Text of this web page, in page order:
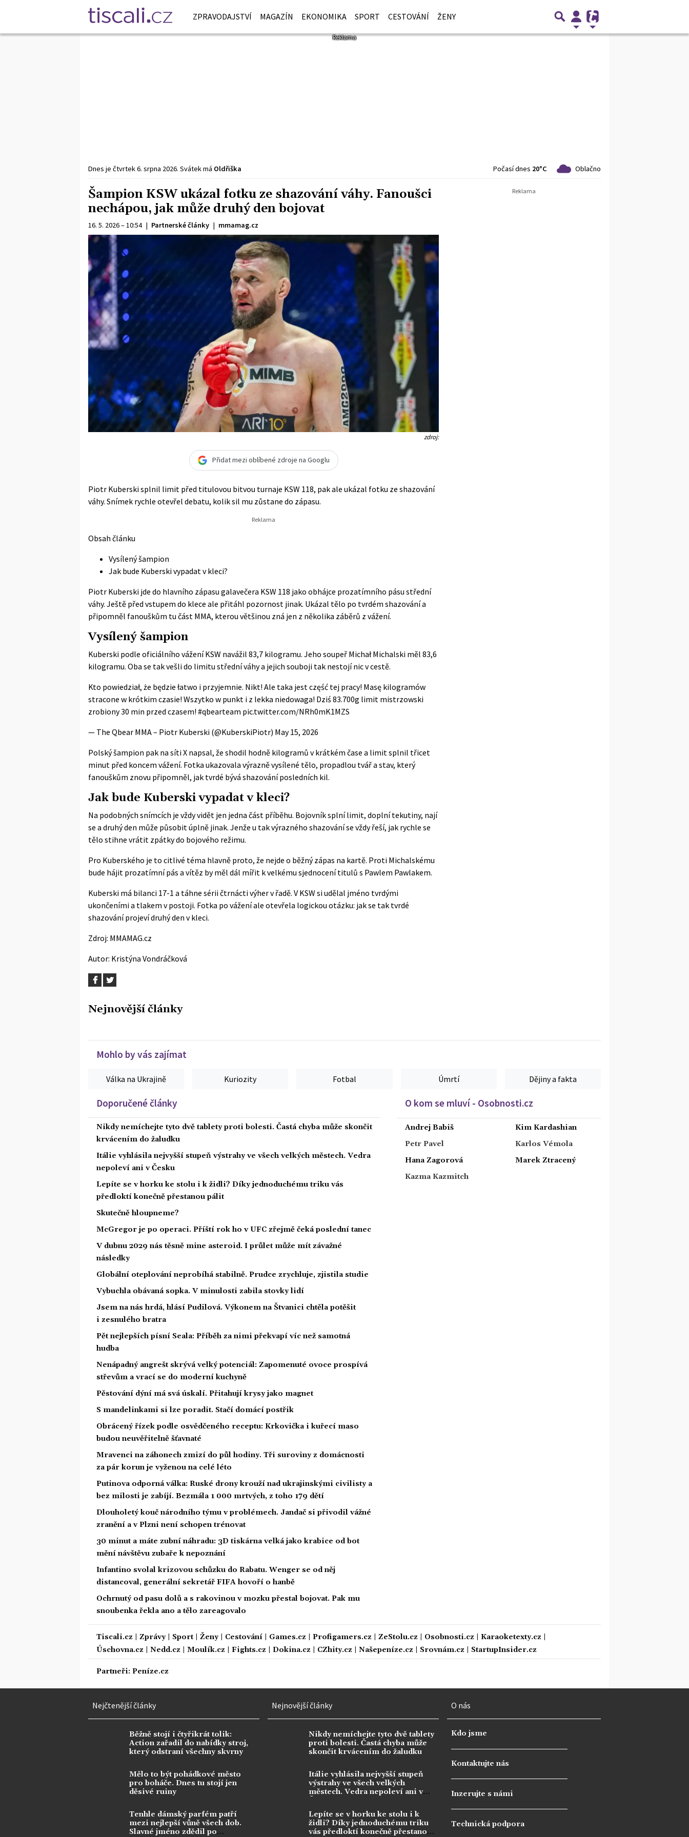
ZPRAVODAJSTVÍ MAGAZÍN EKONOMIKA SPORT CESTOVÁNÍ ŽENY
Dnes je čtvrtek6. srpna 2026. Svátek má Oldřiška Počasí dnes 20°C Oblačno
Šampion KSW ukázal fotku ze shazování váhy. Fanoušci
nechápou, jak může druhý den bojovat
16. 5. 2026 – 10:54 | Partnerské články | mmamag.cz
zdroj:
Přidat mezi oblíbené zdroje na Googlu
Piotr Kuberski splnil limit před titulovou bitvou turnaje KSW 118, pak ale ukázal fotku ze shazování
váhy. Snímek rychle otevřel debatu, kolik sil mu zůstane do zápasu.
Obsah článku
Vysílený šampion
Jak bude Kuberski vypadat v kleci?
Piotr Kuberski jde do hlavního zápasu galavečera KSW 118 jako obhájce prozatímního pásu střední
váhy. Ještě před vstupem do klece ale přitáhl pozornost jinak. Ukázal tělo po tvrdém shazování a
připomněl fanouškům tu část MMA, kterou většinou zná jen z několika záběrů z vážení.
Vysílený šampion
Kuberski podle oficiálního vážení KSW navážil 83,7 kilogramu. Jeho soupeř Michał Michalski měl 83,6
kilogramu. Oba se tak vešli do limitu střední váhy a jejich souboji tak nestojí nic v cestě.
Kto powiedział, że będzie łatwo i przyjemnie. Nikt! Ale taka jest część tej pracy! Masę kilogramów
stracone w krótkim czasie! Wszytko w punkt i z lekka niedowaga! Dziś 83.700g limit mistrzowski
zrobiony 30 min przed czasem! #qbearteam pic.twitter.com/NRh0mK1MZS
— The Qbear MMA – Piotr Kuberski (@KuberskiPiotr) May 15, 2026
Polský šampion pak na síti X napsal, že shodil hodně kilogramů v krátkém čase a limit splnil třicet
minut před koncem vážení. Fotka ukazovala výrazně vysílené tělo, propadlou tvář a stav, který
fanouškům znovu připomněl, jak tvrdé bývá shazování posledních kil.
Jak bude Kuberski vypadat v kleci?
Na podobných snímcích je vždy vidět jen jedna část příběhu. Bojovník splní limit, doplní tekutiny, nají
se a druhý den může působit úplně jinak. Jenže u tak výrazného shazování se vždy řeší, jak rychle se
tělo stihne vrátit zpátky do bojového režimu.
Pro Kuberského je to citlivé téma hlavně proto, že nejde o běžný zápas na kartě. Proti Michalskému
bude hájit prozatímní pás a vítěz by měl dál mířit k velkému sjednocení titulů s Pawlem Pawlakem.
Kuberski má bilanci 17-1 a táhne sérii čtrnácti výher v řadě. V KSW si udělal jméno tvrdými
ukončeními a tlakem v postoji. Fotka po vážení ale otevřela logickou otázku: jak se tak tvrdé
shazování projeví druhý den v kleci.
Zdroj: MMAMAG.cz
Autor: Kristýna Vondráčková
Nejnovější články
Mohlo by vás zajímat
Válka na Ukrajině Kuriozity Fotbal Úmrtí Dějiny a fakta
Doporučené články
Nikdy nemíchejte tyto dvě tablety proti bolesti. Častá chyba může skončit
krvácením do žaludku
Itálie vyhlásila nejvyšší stupeň výstrahy ve všech velkých městech. Vedra
nepoleví ani v Česku
Lepíte se v horku ke stolu i k židli? Díky jednoduchému triku vás
předloktí konečně přestanou pálit
Skutečně hloupneme?
McGregor je po operaci. Příští rok ho v UFC zřejmě čeká poslední tanec
V dubnu 2029 nás těsně mine asteroid. I průlet může mít závažné
následky
Globální oteplování neprobíhá stabilně. Prudce zrychluje, zjistila studie
Vybuchla obávaná sopka. V minulosti zabila stovky lidí
Jsem na nás hrdá, hlásí Pudilová. Výkonem na Štvanici chtěla potěšit
i zesnulého bratra
Pět nejlepších písní Seala: Příběh za nimi překvapí víc než samotná
hudba
Nenápadný angrešt skrývá velký potenciál: Zapomenuté ovoce prospívá
střevům a vrací se do moderní kuchyně
Pěstování dýní má svá úskalí. Přitahují krysy jako magnet
S mandelinkami si lze poradit. Stačí domácí postřik
Obrácený řízek podle osvědčeného receptu: Krkovička i kuřecí maso
budou neuvěřitelně šťavnaté
Mravenci na záhonech zmizí do půl hodiny. Tři suroviny z domácnosti
za pár korun je vyženou na celé léto
Putinova odporná válka: Ruské drony krouží nad ukrajinskými civilisty a
bez milosti je zabíjí. Bezmála 1 000 mrtvých, z toho 179 dětí
Dlouholetý kouč národního týmu v problémech. Jandač si přivodil vážné
zranění a v Plzni není schopen trénovat
30 minut a máte zubní náhradu: 3D tiskárna velká jako krabice od bot
mění návštěvu zubaře k nepoznání
Infantino svolal krizovou schůzku do Rabatu. Wenger se od něj
distancoval, generální sekretář FIFA hovoří o hanbě
Ochrnutý od pasu dolů a s rakovinou v mozku přestal bojovat. Pak mu
snoubenka řekla ano a tělo zareagovalo
O kom se mluví - Osobnosti.cz
Andrej Babiš
Petr Pavel
Hana Zagorová
Kazma Kazmitch
Kim Kardashian
Karlos Vémola
Marek Ztracený
Tiscali.cz Zprávy| Sport| Ženy| Cestování Games.cz Profigamers.cz ZeStolu.cz Osobnosti.cz Karaoketexty.cz
Úschovna.cz
Nedd.cz Moulík.cz Fights.cz Dokina.cz CZhity.cz Našepeníze.cz Srovnám.cz StartupInsider.cz
Partneři: Peníze.cz
Nejčtenější články
Běžně stojí i čtyřikrát tolik:
Action zařadil do nabídky stroj,
který odstraní všechny skvrny
Mělo to být pohádkové město
pro boháče. Dnes tu stojí jen
děsivé ruiny
Tenhle dámský parfém patří
mezi nejlepší vůně všech dob.
Slavné jméno zdědil po
Nejnovější články
Nikdy nemíchejte tyto dvě tablety
proti bolesti. Častá chyba může
skončit krvácením do žaludku
Itálie vyhlásila nejvyšší stupeň
výstrahy ve všech velkých
městech. Vedra nepoleví ani v
Lepíte se v horku ke stolu i k
židli? Díky jednoduchému triku
vás předloktí konečně přestanou
O nás
Kdo jsme
Kontaktujte nás
Inzerujte s námi
Technická podpora